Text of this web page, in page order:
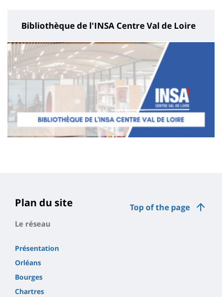
Bibliothèque de l'INSA Centre Val de Loire
page
principale
Top of the page
Plan du site
Le réseau
Présentation
Orléans
Bourges
Chartres